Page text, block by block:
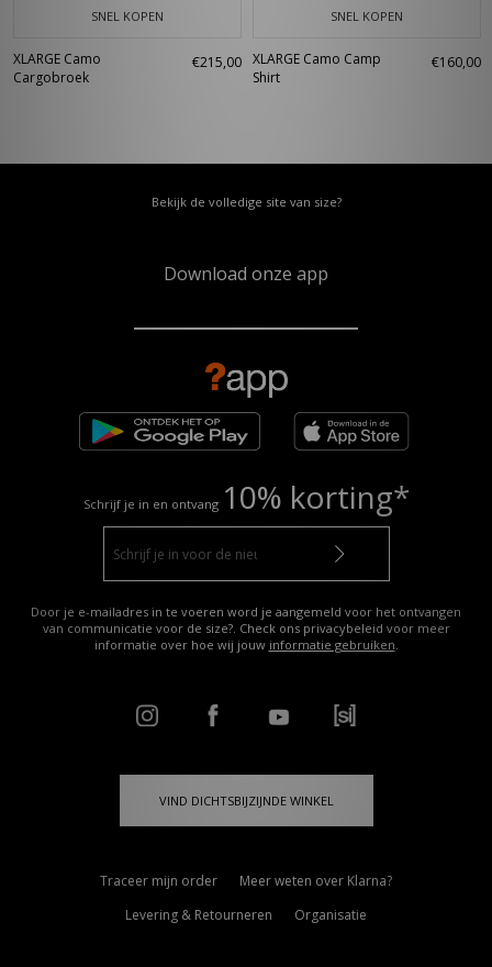
SNEL KOPEN
XLARGE Camo
Cargobroek
€215,00
SNEL KOPEN
XLARGE Camo Camp
Shirt
€160,00
Bekijk de volledige site van size?
Download onze app
Schrijf je in en ontvang 10% korting*
Door je e-mailadres in te voeren word je aangemeld voor het ontvangen
van communicatie voor de size?. Check ons privacybeleid voor meer
informatie over hoe wij jouw informatie gebruiken.
VIND DICHTSBIJZIJNDE WINKEL
Traceer mijn order
Meer weten over Klarna?
Levering & Retourneren
Organisatie